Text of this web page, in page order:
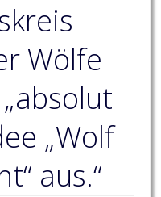
Wölfe
„Wolf
aus.“